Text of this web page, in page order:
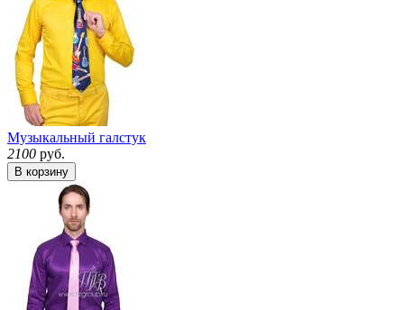
Музыкальный галстук
2100 руб.
В корзину